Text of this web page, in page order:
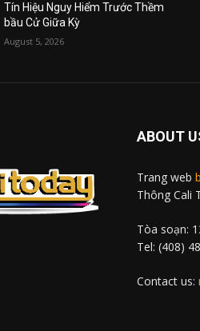
Tín Hiệu Nguy Hiểm Trước Thềm
bầu Cử Giữa Kỳ
August 5, 2026
ABOUT
Trang web
Thông Cali
Tòa soạn:
Tel: (408)
Contact us: